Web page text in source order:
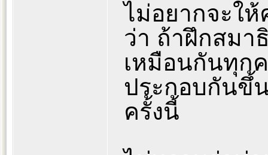
ไม่อยากจะใ
ว่า ถ้าฝึกสมา
เหมือนกันทุก
ประกอบกันขึ้
ครั้งนี้